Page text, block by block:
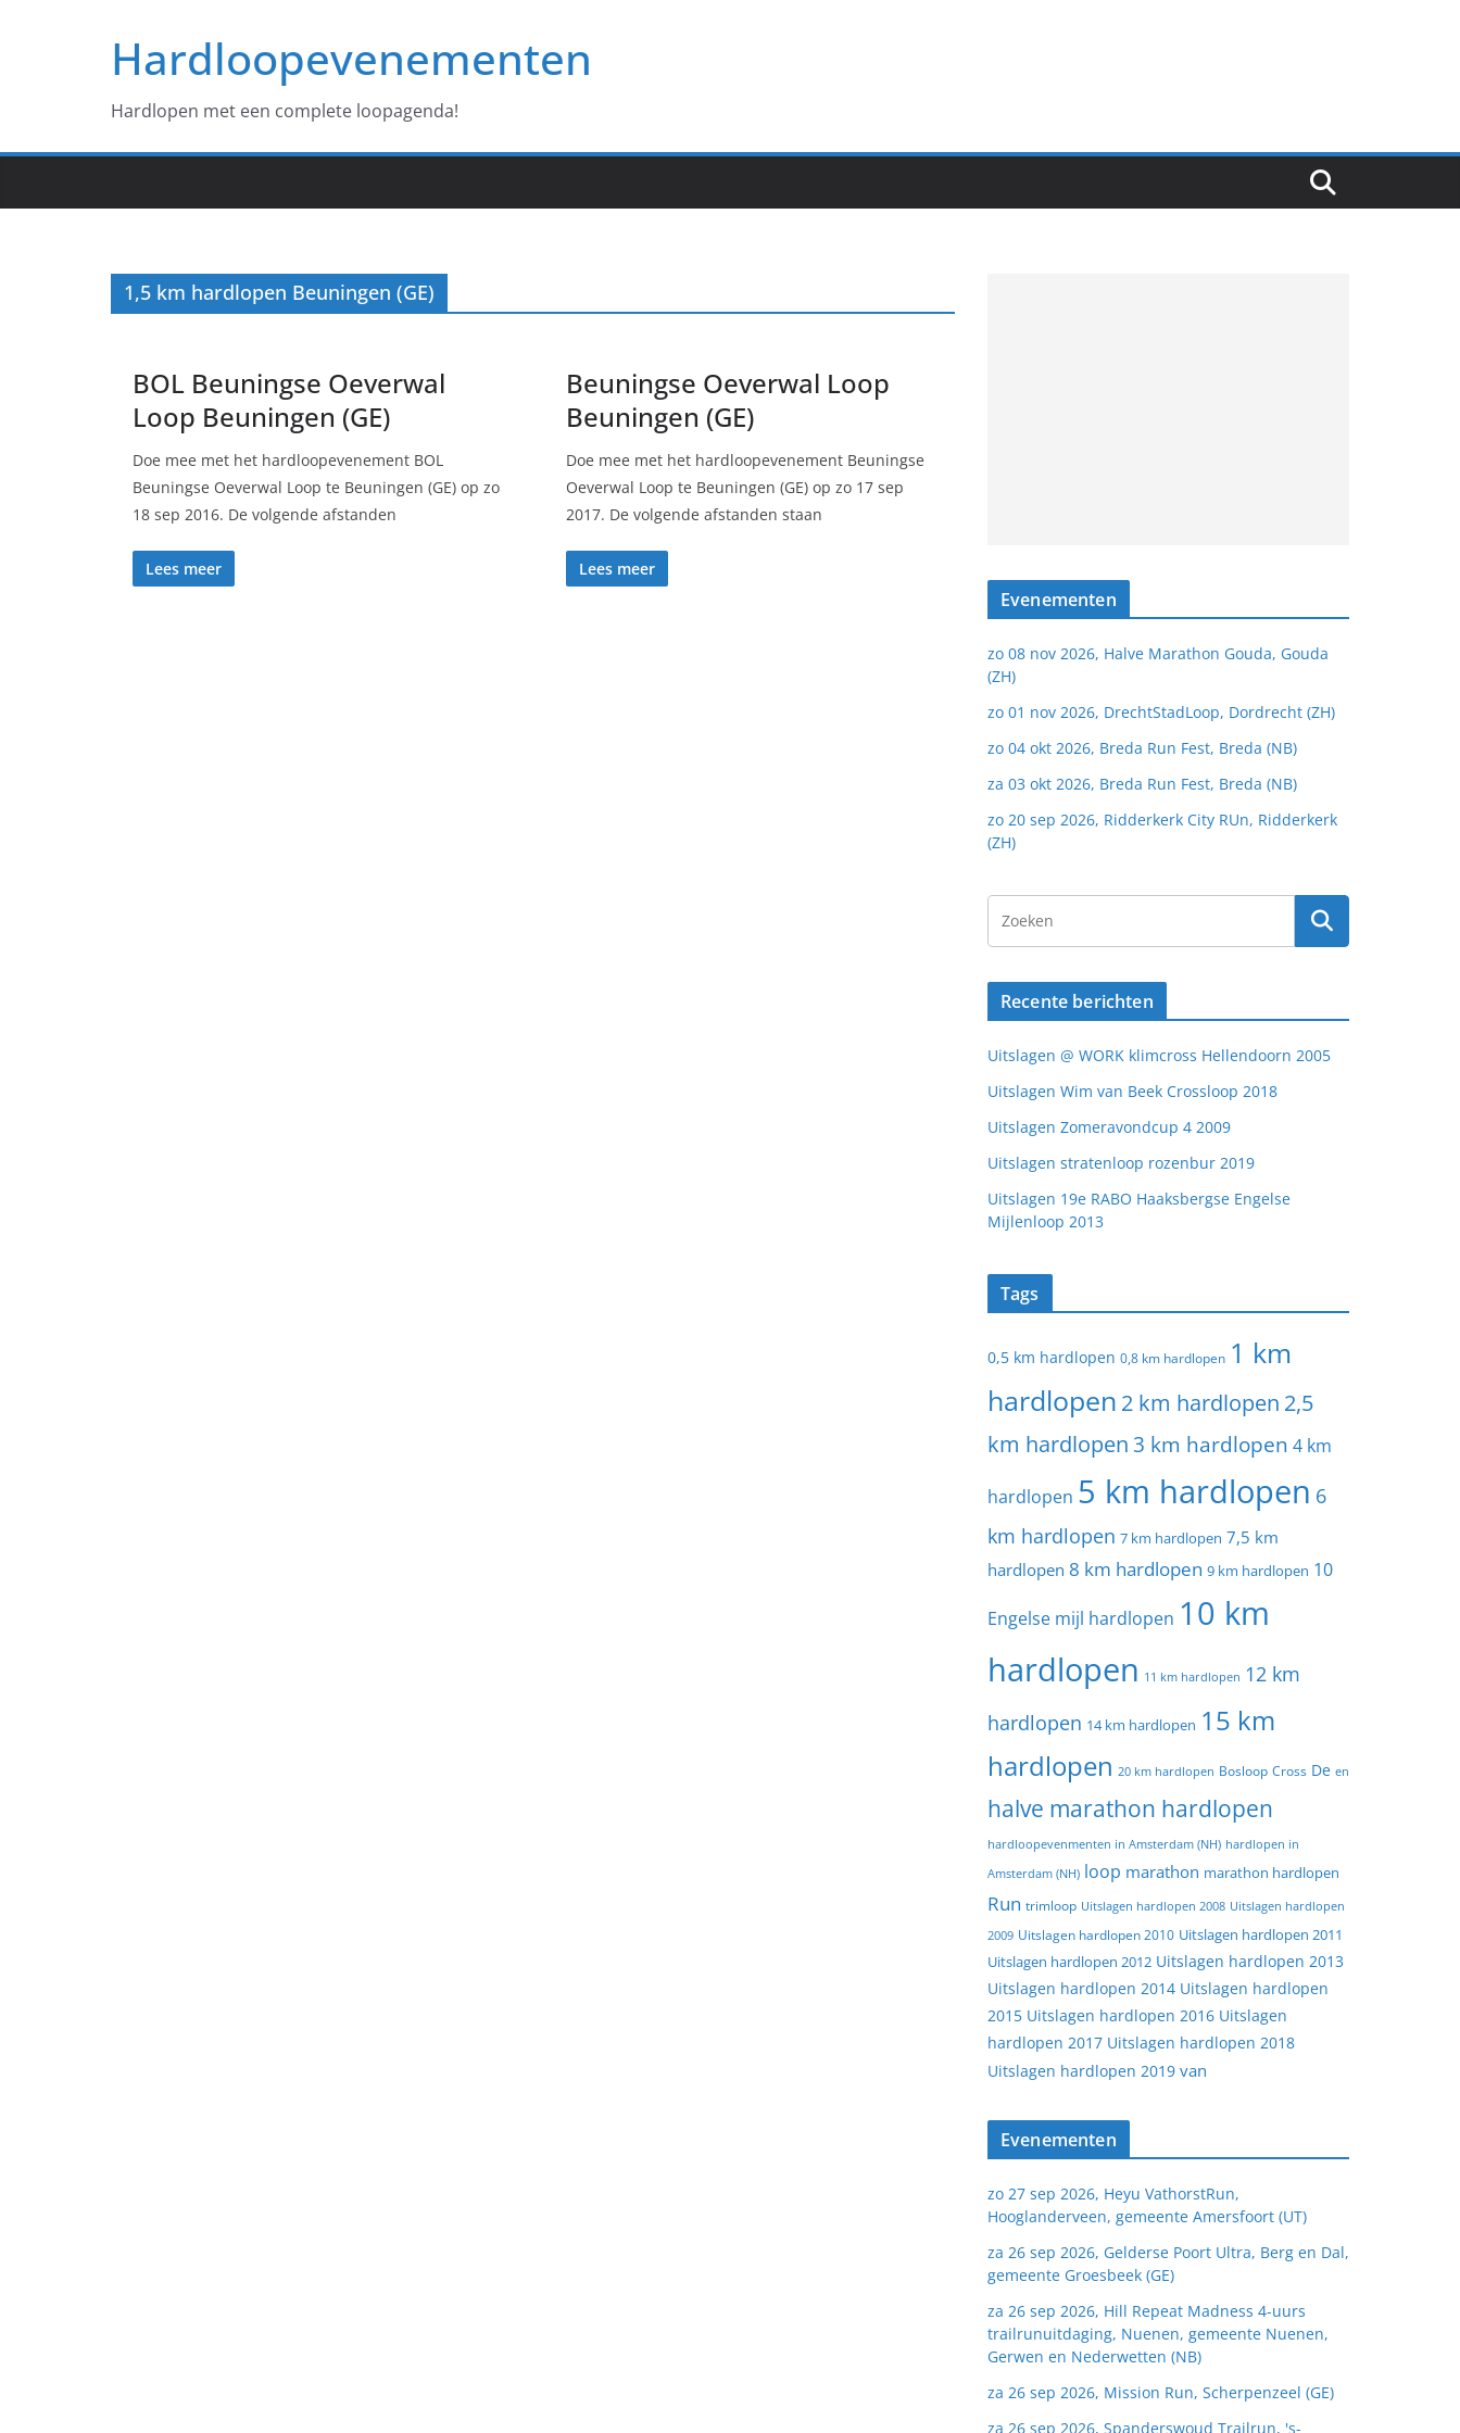
Hardloopevenementen
Hardlopen met een complete loopagenda!
1,5 km hardlopen Beuningen (GE)
BOL Beuningse Oeverwal
Loop Beuningen (GE)
Doe mee met het hardloopevenement BOL
Beuningse Oeverwal Loop te Beuningen (GE) op zo
18 sep 2016. De volgende afstanden
Lees meer
Beuningse Oeverwal Loop
Beuningen (GE)
Doe mee met het hardloopevenement Beuningse
Oeverwal Loop te Beuningen (GE) op zo 17 sep
2017. De volgende afstanden staan
Lees meer
Evenementen
zo 08 nov 2026, Halve Marathon Gouda, Gouda
(ZH)
zo 01 nov 2026, DrechtStadLoop, Dordrecht (ZH)
zo 04 okt 2026, Breda Run Fest, Breda (NB)
za 03 okt 2026, Breda Run Fest, Breda (NB)
zo 20 sep 2026, Ridderkerk City RUn, Ridderkerk
(ZH)
Recente berichten
Uitslagen @ WORK klimcross Hellendoorn 2005
Uitslagen Wim van Beek Crossloop 2018
Uitslagen Zomeravondcup 4 2009
Uitslagen stratenloop rozenbur 2019
Uitslagen 19e RABO Haaksbergse Engelse
Mijlenloop 2013
Tags
0,5 km hardlopen 0,8 km hardlopen 1 km
hardlopen 2 km hardlopen 2,5
km hardlopen 3 km hardlopen 4 km
hardlopen 5 km hardlopen 6
km hardlopen 7 km hardlopen 7,5 km
hardlopen 8 km hardlopen 9 km hardlopen 10
Engelse mijl hardlopen 10 km
hardlopen 11 km hardlopen 12 km
hardlopen 14 km hardlopen 15 km
hardlopen 20 km hardlopen Bosloop Cross De en
halve marathon hardlopen
hardloopevenmenten in Amsterdam (NH) hardlopen in
Amsterdam (NH) loop marathon marathon hardlopen
Run trimloop Uitslagen hardlopen 2008 Uitslagen hardlopen
2009 Uitslagen hardlopen 2010 Uitslagen hardlopen 2011
Uitslagen hardlopen 2012 Uitslagen hardlopen 2013
Uitslagen hardlopen 2014 Uitslagen hardlopen
2015 Uitslagen hardlopen 2016 Uitslagen
hardlopen 2017 Uitslagen hardlopen 2018
Uitslagen hardlopen 2019 van
Evenementen
zo 27 sep 2026, Heyu VathorstRun,
Hooglanderveen, gemeente Amersfoort (UT)
za 26 sep 2026, Gelderse Poort Ultra, Berg en Dal,
gemeente Groesbeek (GE)
za 26 sep 2026, Hill Repeat Madness 4-uurs
trailrunuitdaging, Nuenen, gemeente Nuenen,
Gerwen en Nederwetten (NB)
za 26 sep 2026, Mission Run, Scherpenzeel (GE)
za 26 sep 2026, Spanderswoud Trailrun, 's-